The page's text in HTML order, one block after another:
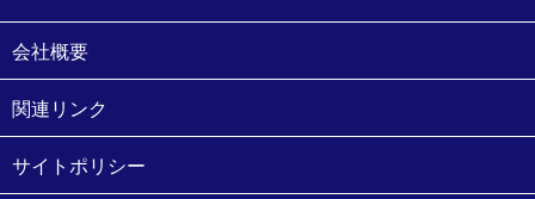
会社概要
関連リンク
サイトポリシー